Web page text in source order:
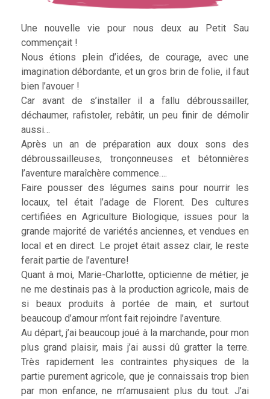
Une nouvelle vie pour nous deux au Petit Sau
commençait !
Nous étions plein d’idées, de courage, avec une
imagination débordante, et un gros brin de folie, il faut
bien l’avouer !
Car avant de s’installer il a fallu débroussailler,
déchaumer, rafistoler, rebâtir, un peu finir de démolir
aussi…
Après un an de préparation aux doux sons des
débroussailleuses, tronçonneuses et bétonnières
l’aventure maraîchère commence….
Faire pousser des légumes sains pour nourrir les
locaux, tel était l’adage de Florent. Des cultures
certifiées en Agriculture Biologique, issues pour la
grande majorité de variétés anciennes, et vendues en
local et en direct. Le projet était assez clair, le reste
ferait partie de l’aventure!
Quant à moi, Marie-Charlotte, opticienne de métier, je
ne me destinais pas à la production agricole, mais de
si beaux produits à portée de main, et surtout
beaucoup d’amour m’ont fait rejoindre l’aventure.
Au départ, j’ai beaucoup joué à la marchande, pour mon
plus grand plaisir, mais j’ai aussi dû gratter la terre.
Très rapidement les contraintes physiques de la
partie purement agricole, que je connaissais trop bien
par mon enfance, ne m’amusaient plus du tout. J’ai